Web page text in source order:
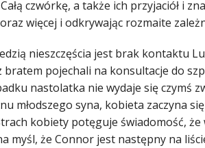
czwórkę, a także ich przyjaciół i
więcej i odkrywając rozmaite
nieszczęścia jest brak kontaktu
bratem pojechali na konsultacje do
nastolatka nie wydaje się czymś
młodszego syna, kobieta zaczyna
kobiety potęguje świadomość,
myśl, że Connor jest następny na